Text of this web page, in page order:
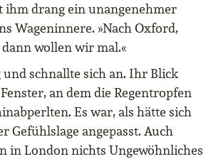
ihm drang ein unangenehmer
Wageninnere. »Nach Oxford,
dann wollen wir mal.«
schnallte sich an. Ihr Blick
an dem die Regentropfen
Es war, als hätte sich
Gefühlslage angepasst. Auch
in London nichts Ungewöhnliches